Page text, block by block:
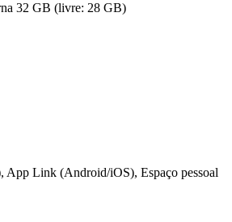
32 GB (livre: 28 GB)
App Link (Android/iOS), Espaço pessoal